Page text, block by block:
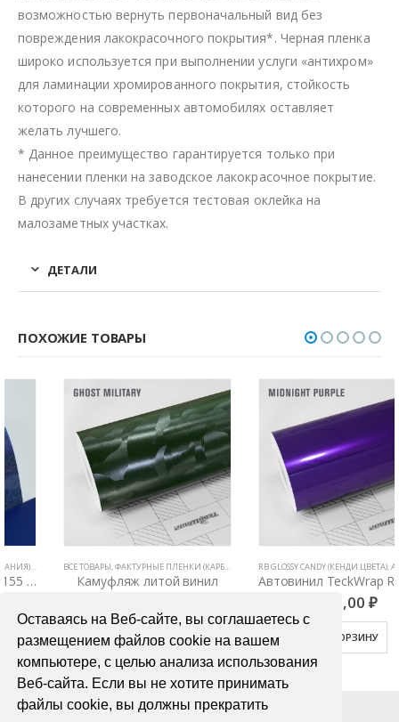
Оставаясь на Веб-сайте, вы соглашаетесь с
размещением файлов cookie на вашем
компьютере, с целью анализа использования
Веб-сайта. Если вы не хотите принимать
файлы cookie, вы должны прекратить
возможностью вернуть первоначальный вид без
повреждения лакокрасочного покрытия*. Черная пленка
широко используется при выполнении услуги «антихром»
для ламинации хромированного покрытия, стойкость
которого на современных автомобилях оставляет
желать лучшего.
* Данное преимущество гарантируется только при
нанесении пленки на заводское лакокрасочное покрытие.
В других случаях требуется тестовая оклейка на
малозаметных участках.
ДЕТАЛИ
ПОХОЖИЕ ТОВАРЫ
ТОВАРЫ ЦВЕТНЫЕ ВИНИЛОВЫЕ ПЛЕНКИ
ВСЕ ТОВАРЫ,ФАКТУРНЫЕ ПЛЕНКИ (КАРБОН, КАМУФЛЯЖ, ЦАРАПАННЫЙ МЕТАЛЛ) ,ЦВЕТНЫЕ
Камуфляж литой винил
В КОРЗИНУ
RB GLOSSY CANDY (КЕНДИ ЦВЕТА),АВТОВИНИЛ TECKWRAP
Автовинил TeckWrap RB20 Midnight Purple
В КОРЗИНУ